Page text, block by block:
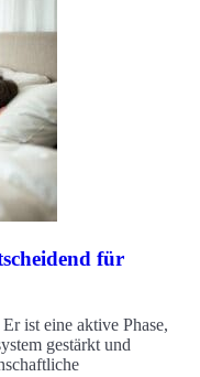
für
ist eine aktive Phase,
gestärkt und